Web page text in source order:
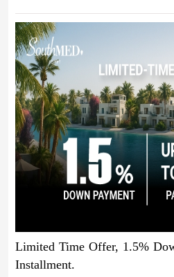
Limited Time Offer, 1.5%
Installment.